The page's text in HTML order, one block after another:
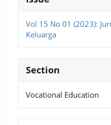
Vol 15 No 01 (2023):
Keluarga
Section
Vocational Education